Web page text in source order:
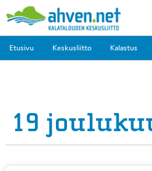
Etusivu Keskusliitto Kalastus
19